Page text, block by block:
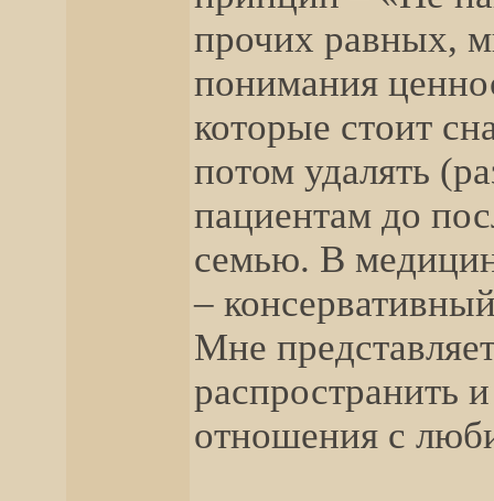
прочих равных,
понимания
которые стоит
потом удалять
пациентам до
семью. В
–
Мне
распространить
отношения с